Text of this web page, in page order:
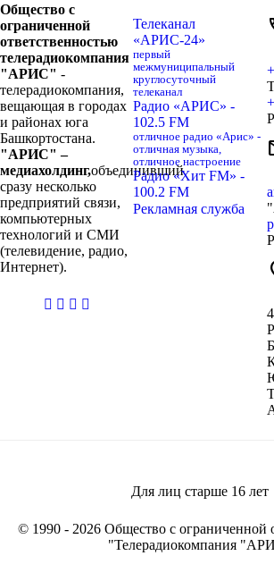
Общество с
ограниченной
ответственностью
телерадиокомпания
"АРИС" -
телерадиокомпания,
вещающая в городах
и районах юга
Башкортостана.
"АРИС" –
медиахолдинг,объединивший
сразу несколько
предприятий связи,
компьютерных
технологий и СМИ
(телевидение, радио,
Интернет).
casibom
Телеканал
«АРИС-24»
первый
межмуниципальный
круглосуточный
телеканал
Радио «АРИС» -
102.5 FM
отличное радио «Арис» -
отличная музыка,
отличное настроение
Радио «Хит FM» -
100.2 FM
Рекламная служба
Для лиц старше 16 лет
© 1990 - 2026 Общество с ограниченной
"Телерадиокомпания